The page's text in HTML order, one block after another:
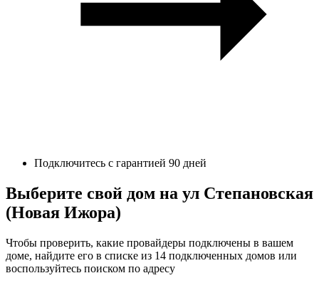
Подключитесь с гарантией 90 дней
Выберите свой дом на ул Степановская
(Новая Ижора)
Чтобы проверить, какие провайдеры подключены в вашем
доме, найдите его в списке из 14 подключенных домов или
воспользуйтесь поиском по адресу